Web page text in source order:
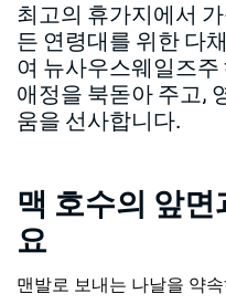
최고의 휴가지에서
든 연령대를 위한 다
여 뉴사우스웨일즈
애정을 북돋아 주고,
움을 선사합니다.
맥 호수의 앞면
요
맨발로 보내는 나날을 약